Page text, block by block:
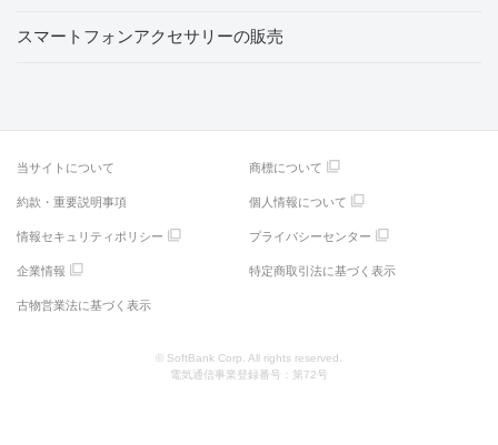
スマートフォンアクセサリーの販売
当サイトについて 商標について
約款・重要説明事項 個人情報について
情報セキュリティポリシー プライバシーセンター
企業情報 特定商取引法に基づく表示
古物営業法に基づく表示
© SoftBank Corp. All rights reserved.
電気通信事業登録番号：第72号